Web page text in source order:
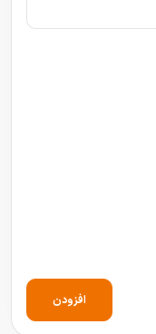
افزودن